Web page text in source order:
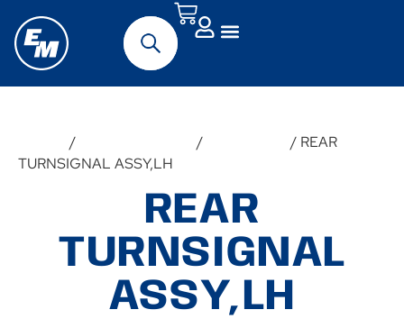
/ /
/ REAR
TURNSIGNAL ASSY,LH
REAR
TURNSIGNAL
ASSY,LH